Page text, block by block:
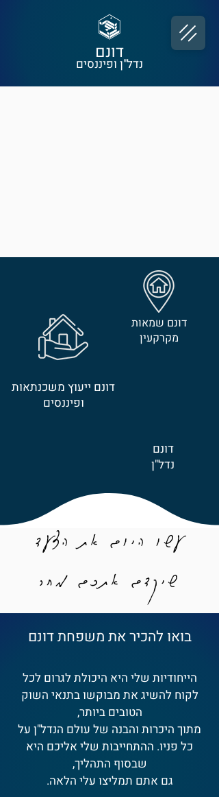
דונם
נדל"ן ופיננסים
דונם ייעוץ משכנתאות
ופיננסים
דונם
נדל"ן
דונם שמאות
מקרקעין
עשו היום את הצעד
שיקדם אתכם מחר
בואו להכיר את משפחת דונם
הייחודיות שלי היא היכולת לגרום לכל
לקוח להשיג את מבוקשו בתנאי השוק
הטובים ביותר,
מתוך היכרות והבנה של עולם הנדל"ן על
כל פניו. ההתחייבות שלי אליכם היא
שבסוף התהליך,
גם אתם תמליצו עלי הלאה.